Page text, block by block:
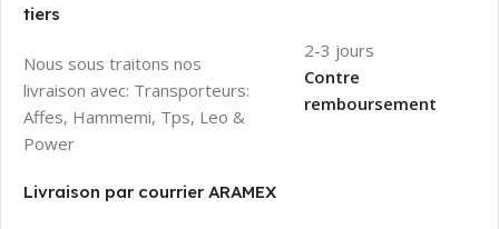
tiers
Nous sous traitons nos
livraison avec: Transporteurs:
Affes, Hammemi, Tps, Leo &
Power
2-3 jours
Contre
remboursement
Livraison par courrier ARAMEX